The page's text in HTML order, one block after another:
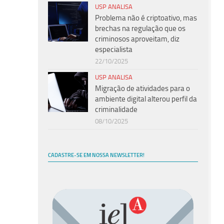
USP ANALISA
Problema não é criptoativo, mas
brechas na regulação que os
criminosos aproveitam, diz
especialista
22/10/2025
USP ANALISA
Migração de atividades para o
ambiente digital alterou perfil da
criminalidade
08/10/2025
CADASTRE-SE EM NOSSA NEWSLETTER!